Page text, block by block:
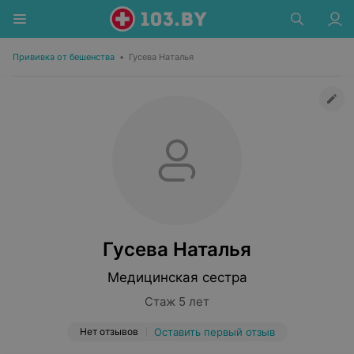
Прививка от бешенства • Гусева Наталья
Гусева Наталья
Медицинская сестра
Стаж 5 лет
Нет отзывов Оставить первый отзыв